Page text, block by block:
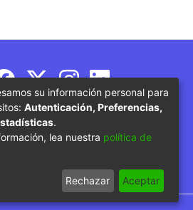
de Educación
su información personal para
Autenticación, Preferencias,
.
lea nuestra política de
Rechazar Aceptar